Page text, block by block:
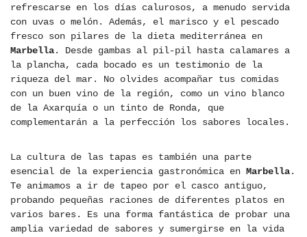
refrescarse en los días calurosos, a menudo servida
con uvas o melón. Además, el marisco y el pescado
fresco son pilares de la dieta mediterránea en
Marbella. Desde gambas al pil-pil hasta calamares a
la plancha, cada bocado es un testimonio de la
riqueza del mar. No olvides acompañar tus comidas
con un buen vino de la región, como un vino blanco
de la Axarquía o un tinto de Ronda, que
complementarán a la perfección los sabores locales.
La cultura de las tapas es también una parte
esencial de la experiencia gastronómica en Marbella.
Te animamos a ir de tapeo por el casco antiguo,
probando pequeñas raciones de diferentes platos en
varios bares. Es una forma fantástica de probar una
amplia variedad de sabores y sumergirse en la vida